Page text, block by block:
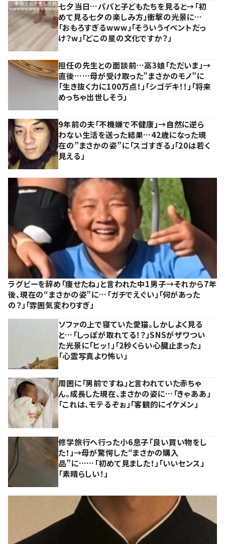
七夕当日…パパと子どもたちを見ると→「初
めて見る七夕の楽しみ方」衝撃の光景に…
「おもろすぎるwww」「そういうイベントだっ
け？w」「どこの星の文化ですか？」
担任の先生との面談前…高3娘「ただいま」→
直後……母が受け取った”まさかのモノ”に
「生き抜く力に100万点！」「シゴデキ！！」「将来
めっちゃ出世しそう」
9年前の夫「不機嫌で不健康」→自然に逆ら
わない生活を送った結果…42歳になった現
在の”まさかの姿”に「スゴすぎる」「20は若く
見える」
ラグビーを辞め「痩せたね」と言われた中1男子→それから7年
後、現在の“まさかの姿”に…「ガチでえぐい」「何があった
の？」「雰囲気変わりすぎ」
ソファの上で寝ていた愛猫。しかしよく見る
と…「しっぽが取れてる！？」SNSがザワつい
た光景に「ヒッ！」「2秒くらい心臓止まった」
「心霊写真より怖い」
周囲に「男前ですね」と言われていた赤ちゃ
ん。成長した現在、まさかの姿に…「きゃああ」
「これは、モテるぞぉ」「客観的にイケメン」
修学旅行へ行った小6息子「良い買い物をし
た！」→母が驚愕した“まさかの購入
品”に……「初めて見ました！」「いいセンス」
「素晴らしい！」